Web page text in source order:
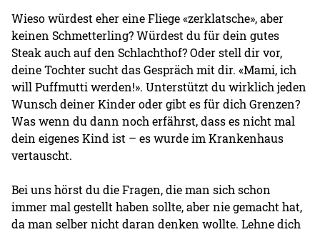
Wieso würdest eher eine Fliege «zerklatsche», aber
keinen Schmetterling? Würdest du für dein gutes
Steak auch auf den Schlachthof? Oder stell dir vor,
deine Tochter sucht das Gespräch mit dir. «Mami, ich
will Puffmutti werden!». Unterstützt du wirklich jeden
Wunsch deiner Kinder oder gibt es für dich Grenzen?
Was wenn du dann noch erfährst, dass es nicht mal
dein eigenes Kind ist – es wurde im Krankenhaus
vertauscht.
Bei uns hörst du die Fragen, die man sich schon
immer mal gestellt haben sollte, aber nie gemacht hat,
da man selber nicht daran denken wollte. Lehne dich